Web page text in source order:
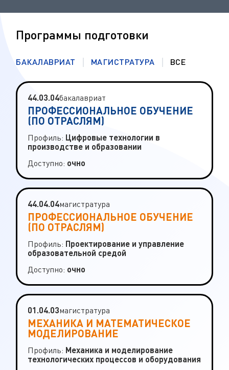
Программы подготовки
БАКАЛАВРИАТ МАГИСТРАТУРА ВСЕ
44.03.04бакалавриат
ПРОФЕССИОНАЛЬНОЕ ОБУЧЕНИЕ
(ПО ОТРАСЛЯМ)
Профиль: Цифровые технологии в
производстве и образовании
Доступно: очно
44.04.04магистратура
ПРОФЕССИОНАЛЬНОЕ ОБУЧЕНИЕ
(ПО ОТРАСЛЯМ)
Профиль: Проектирование и управление
образовательной средой
Доступно: очно
01 .04.03магистратура
МЕХАНИКА И МАТЕМАТИЧЕСКОЕ
МОДЕЛИРОВАНИЕ
Профиль: Механика и моделирование
технологических процессов и оборудования